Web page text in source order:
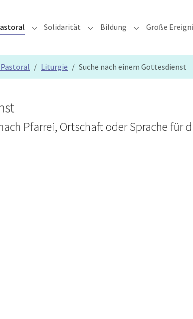
Submenu for "Glauben & Pastoral"
Solidarität Submenu for "Solidarität"
Bildung Submenu for
Große
Liturgie Suche nach einem Gottesdienst
Pfarrei, Ortschaft oder Sprache für